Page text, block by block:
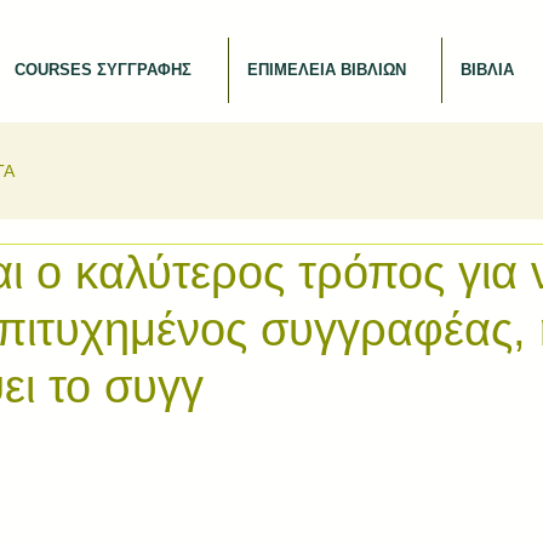
COURSES ΣΥΓΓΡΑΦΗΣ ΕΠΙΜΕΛΕΙΑ ΒΙΒΛΙΩΝ ΒΙΒΛΙΑ
ο καλύτερος τρόπος για
το συγγ